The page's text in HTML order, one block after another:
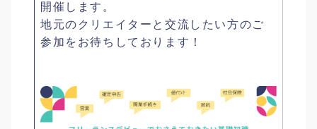
開催します。
地元のクリエイターと交流したい方のご
参加をお待ちしております！